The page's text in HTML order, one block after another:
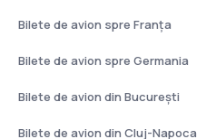
Bilete de avion spre Franţa
Bilete de avion spre Germania
Bilete de avion din București
Bilete de avion din Cluj-Napoca